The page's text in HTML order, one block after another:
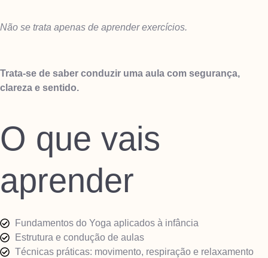
Não se trata apenas de aprender exercícios.
Trata-se de saber conduzir uma aula com segurança,
clareza e sentido.
O que vais
aprender
Fundamentos do Yoga aplicados à infância
Estrutura e condução de aulas
Técnicas práticas: movimento, respiração e relaxamento